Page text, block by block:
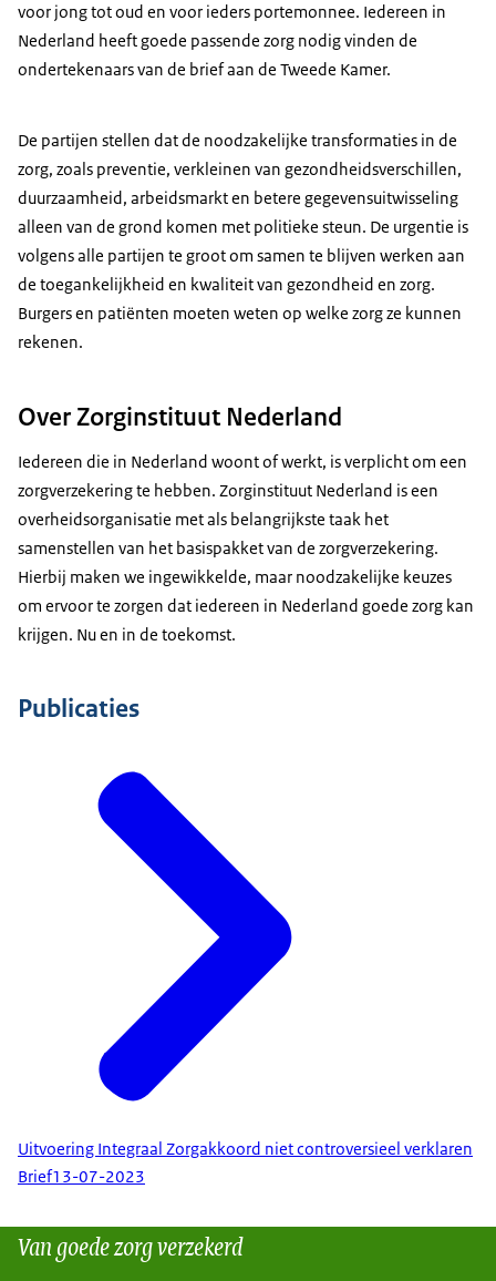
voor jong tot oud en voor ieders portemonnee. Iedereen in
Nederland heeft goede passende zorg nodig vinden de
ondertekenaars van de brief aan de Tweede Kamer.
De partijen stellen dat de noodzakelijke transformaties in de
zorg, zoals preventie, verkleinen van gezondheidsverschillen,
duurzaamheid, arbeidsmarkt en betere gegevensuitwisseling
alleen van de grond komen met politieke steun. De urgentie is
volgens alle partijen te groot om samen te blijven werken aan
de toegankelijkheid en kwaliteit van gezondheid en zorg.
Burgers en patiënten moeten weten op welke zorg ze kunnen
rekenen.
Over Zorginstituut Nederland
Iedereen die in Nederland woont of werkt, is verplicht om een
zorgverzekering te hebben. Zorginstituut Nederland is een
overheidsorganisatie met als belangrijkste taak het
samenstellen van het basispakket van de zorgverzekering.
Hierbij maken we ingewikkelde, maar noodzakelijke keuzes
om ervoor te zorgen dat iedereen in Nederland goede zorg kan
krijgen. Nu en in de toekomst.
Publicaties
Uitvoering Integraal Zorgakkoord niet controversieel verklaren
Brief13-07-2023
Van goede zorg verzekerd